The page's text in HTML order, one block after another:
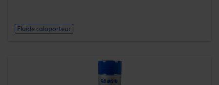
Fluide caloporteur